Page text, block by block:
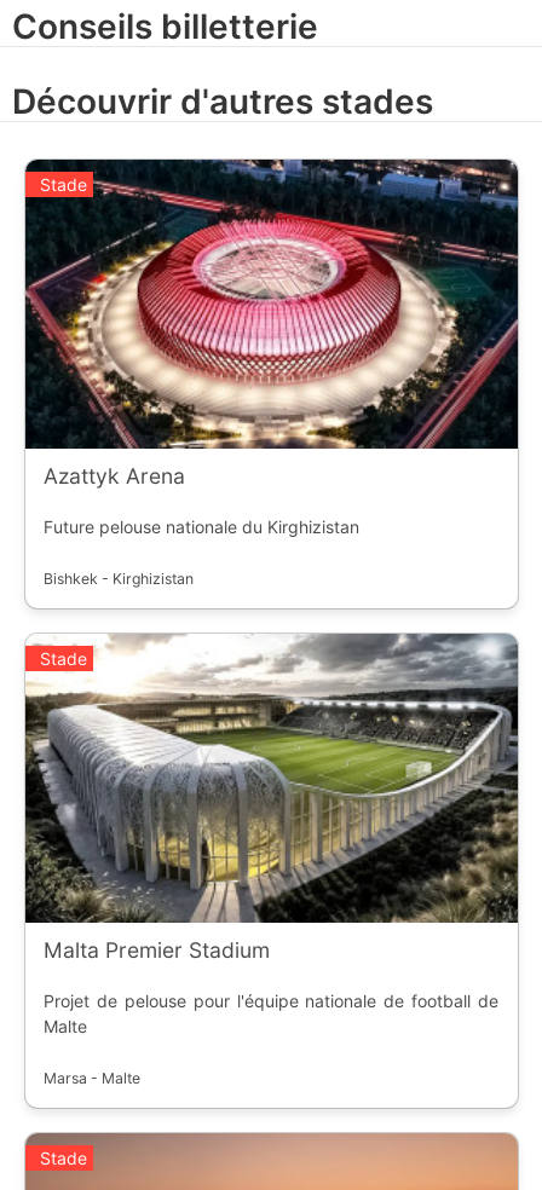
Conseils billetterie
Découvrir d'autres stades
Stade
Azattyk Arena
Future pelouse nationale du Kirghizistan
Bishkek - Kirghizistan
Stade
Malta Premier Stadium
Projet de pelouse pour l'équipe nationale de football de
Malte
Marsa - Malte
Stade